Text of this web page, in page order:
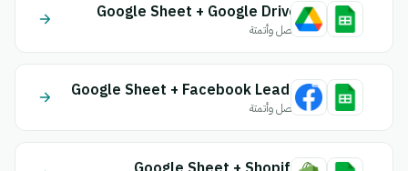
Google Sheet + Google Drive
اتصل وأتمتة
Google Sheet + Facebook Leads
اتصل وأتمتة